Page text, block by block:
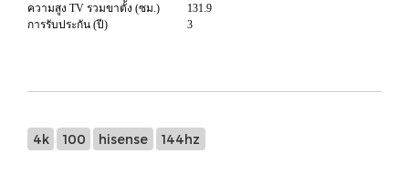
ความสูง TV รวมขาตั้ง (ซม.)
131.9
การรับประกัน (ปี)
3
4k 100 hisense 144hz